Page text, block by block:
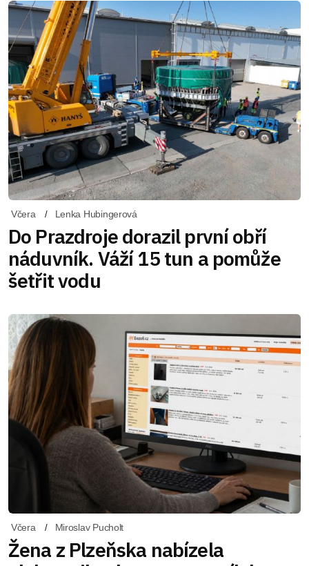
Včera Lenka Hubingerová
Do Prazdroje dorazil první obří
náduvník. Váží 15 tun a pomůže
šetřit vodu
Včera Miroslav Pucholt
Žena z Plzeňska nabízela